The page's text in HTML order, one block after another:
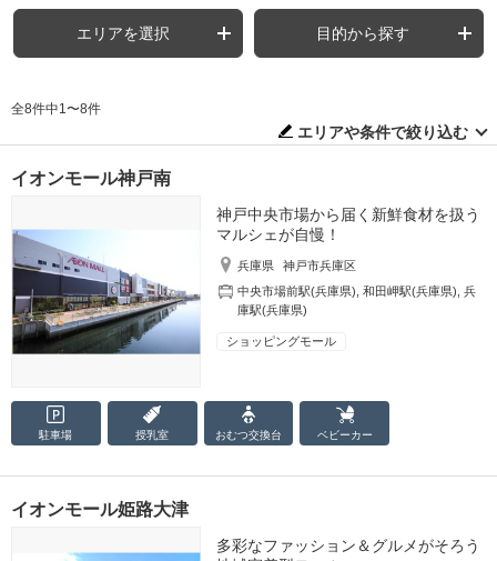
エリアを選択 目的から探す
全8件中1〜8件
エリアや条件で絞り込む
イオンモール神戸南
神戸中央市場から届く新鮮食材を扱う
マルシェが自慢！
兵庫県
神戸市兵庫区
中央市場前駅(兵庫県) ,和田岬駅(兵庫県) ,兵
庫駅(兵庫県)
ショッピングモール
駐車場 授乳室 おむつ交換台 ベビーカー
イオンモール姫路大津
多彩なファッション＆グルメがそろう